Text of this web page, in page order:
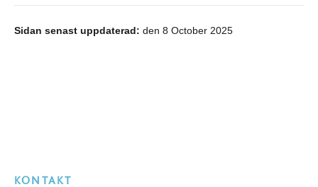
Sidan senast uppdaterad: den 8 October 2025
KONTAKT